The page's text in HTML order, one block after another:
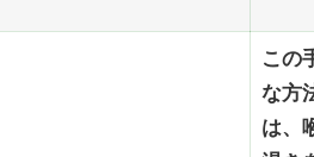
この
な方
は、